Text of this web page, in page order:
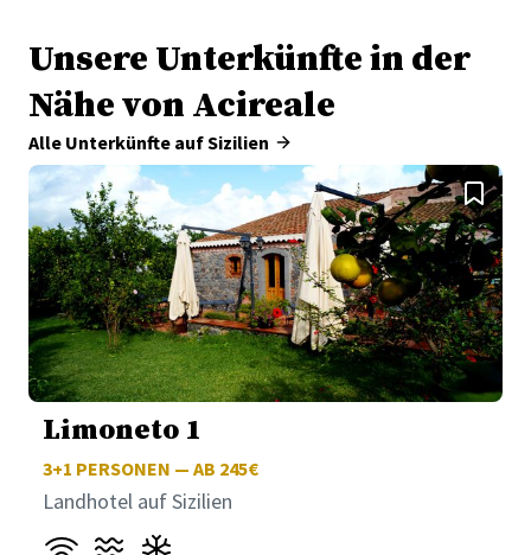
Unsere Unterkünfte in der
Nähe von Acireale
Alle Unterkünfte auf Sizilien
Limoneto 1
3+1 PERSONEN — AB 245€
Landhotel auf Sizilien